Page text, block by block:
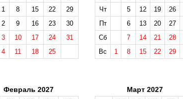
1 8 15 22
29
2 9 16 23
30
3 10 17 24
31
4 11 18 25
Чт
5 12 19
26
Пт
6 13 20
27
Сб
7 14 21
28
Вс
1 8 15 22 29
Февраль 2027 Март 2027